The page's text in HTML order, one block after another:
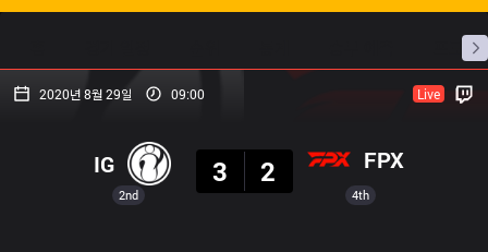
프로빌
2020년 8월 29일 09:00 Live
2nd
IG
3
2 FPX
4th